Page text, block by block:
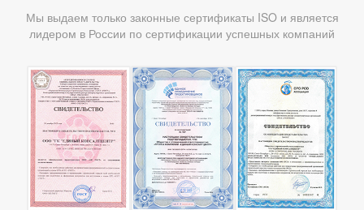
Мы выдаем только законные сертификаты ISO и является
лидером в России по сертификации успешных компаний